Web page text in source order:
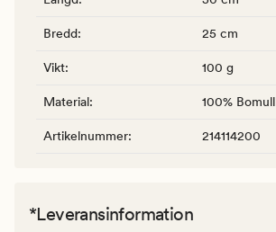
Bredd: 25 cm
Vikt: 100 g
Material: 100% Bomull
Artikelnummer: 214114200
*Leveransinformation